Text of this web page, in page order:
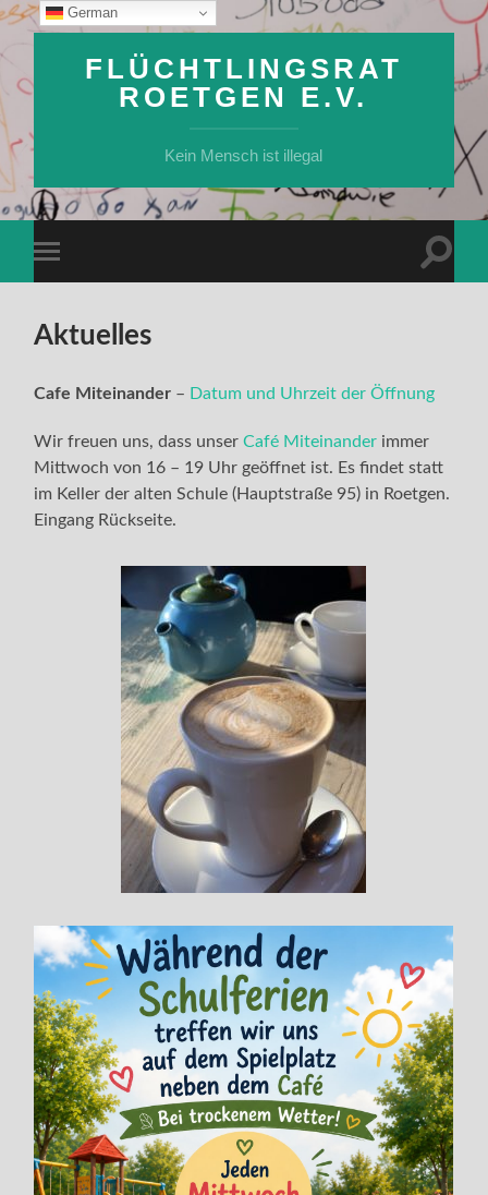
FLÜCHTLINGSRAT
ROETGEN E.V.
Kein Mensch ist illegal
Menü
Aktuelles
Cafe Miteinander – Datum und Uhrzeit der Öffnung
Wir freuen uns, dass unserCafé Miteinander immer
Mittwoch von 16 – 19 Uhr geöffnet ist. Es findet statt
im Keller der alten Schule (Hauptstraße 95) in Roetgen.
Eingang Rückseite.
German